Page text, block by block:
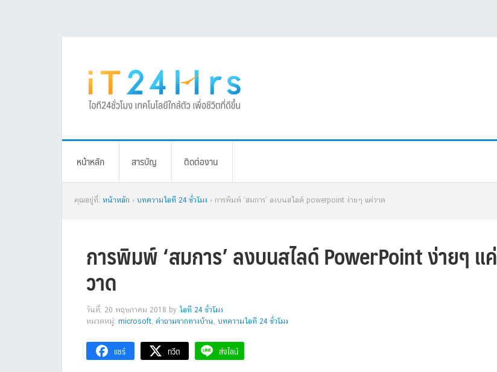
หน้าหลัก สารบัญ ติดต่องาน
คุณอยู่ที่: หน้าหลัก › บทความไอที 24 ชั่วโมง › การพิมพ์ ‘สมการ’ ลงบนสไลด์ powerpoint ง่ายๆ แค่วาด
การพิมพ์ ‘สมการ’ ลงบนสไลด์ PowerPoint ง่ายๆ แค่
วาด
วันที่: 20 พฤษภาคม 2018 by ไอที 24 ชั่วโมง
หมวดหมู่: microsoft, คำถามจากทางบ้าน, บทความไอที 24 ชั่วโมง
แชร์ ทวีต ส่งไลน์